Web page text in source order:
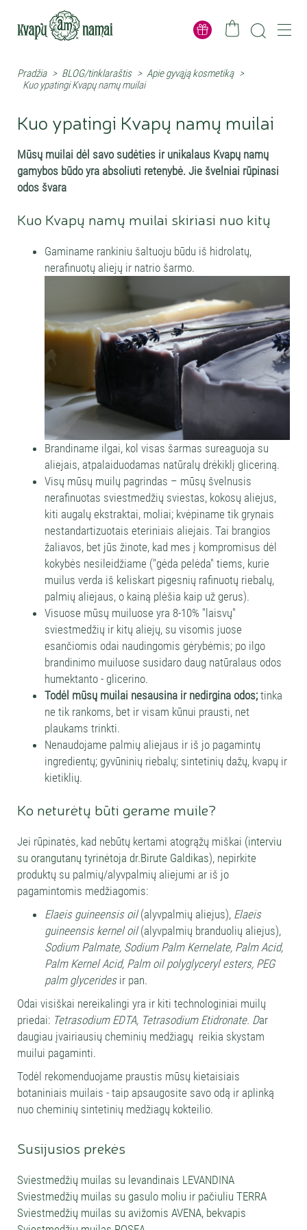
Pradžia > BLOG/tinklaraštis > Apie gyvąją kosmetiką >
Kuo ypatingi Kvapų namų muilai
Kuo ypatingi Kvapų namų muilai
Mūsų muilai dėl savo sudėties ir unikalaus Kvapų namų
gamybos būdo yra absoliuti retenybė. Jie švelniai rūpinasi
odos švara
Kuo Kvapų namų muilai skiriasi nuo kitų
Gaminame rankiniu šaltuoju būdu iš hidrolatų,
nerafinuotų aliejų ir natrio šarmo.
Brandiname ilgai, kol visas šarmas sureaguoja su
aliejais, atpalaiduodamas natūralų drėkiklį gliceriną.
Visų mūsų muilų pagrindas – mūsų švelnusis
nerafinuotas sviestmedžių sviestas, kokosų aliejus,
kiti augalų ekstraktai, moliai; kvėpiname tik grynais
nestandartizuotais eteriniais aliejais. Tai brangios
žaliavos, bet jūs žinote, kad mes į kompromisus dėl
kokybės nesileidžiame ("gėda pelėda" tiems, kurie
muilus verda iš keliskart pigesnių rafinuotų riebalų,
palmių aliejaus, o kainą plėšia kaip už gerus).
Visuose mūsų muiluose yra 8-10% "laisvų"
sviestmedžių ir kitų aliejų, su visomis juose
esančiomis odai naudingomis gėrybėmis; po ilgo
brandinimo muiluose susidaro daug natūralaus odos
humektanto - glicerino.
Todėl mūsų muilai nesausina ir nedirgina odos; tinka
ne tik rankoms, bet ir visam kūnui prausti, net
plaukams trinkti.
Nenaudojame palmių aliejaus ir iš jo pagamintų
ingredientų; gyvūninių riebalų; sintetinių dažų, kvapų ir
kietiklių.
Ko neturėtų būti gerame muile?
Jei rūpinatės, kad nebūtų kertami atogrąžų miškai (interviu
su orangutanų tyrinėtoja dr.Birute Galdikas), nepirkite
produktų su palmių/alyvpalmių aliejumi ar iš jo
pagamintomis medžiagomis:
Elaeis guineensis oil(alyvpalmių aliejus), Elaeis
guineensis kernel oil(alyvpalmių branduolių aliejus),
Sodium Palmate, Sodium Palm Kernelate, Palm Acid,
Palm Kernel Acid, Palm oil polyglyceryl esters, PEG
palm glyceridesir pan.
Odai visiškai nereikalingi yra ir kiti technologiniai muilų
priedai: Tetrasodium EDTA, Tetrasodium Etidronate. Dar
daugiau įvairiausių cheminių medžiagų reikia skystam
muilui pagaminti.
Todėl rekomenduojame praustis mūsų kietaisiais
botaniniais muilais - taip apsaugosite savo odą ir aplinką
nuo cheminių sintetinių medžiagų kokteilio.
Susijusios prekės
Sviestmedžių muilas su levandinais LEVANDINA
Sviestmedžių muilas su gasulo moliu ir pačiuliu TERRA
Sviestmedžių muilas su avižomis AVENA, bekvapis